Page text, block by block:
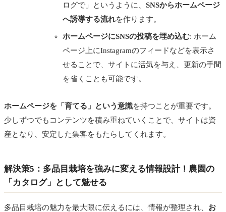
ログで」というように、 SNSからホームページ
へ誘導する流れを作ります。
ホームページにSNSの投稿を埋め込む: ホーム
ページ上にInstagramのフィードなどを表示さ
せることで、サイトに活気を与え、更新の手間
を省くことも可能です。
ホームページを「育てる」という意識を持つことが重要です。
少しずつでもコンテンツを積み重ねていくことで、サイトは資
産となり、安定した集客をもたらしてくれます。
解決策5：多品目栽培を強みに変える情報設計！農園の
「カタログ」として魅せる
多品目栽培の魅力を最大限に伝えるには、情報が整理され、 お